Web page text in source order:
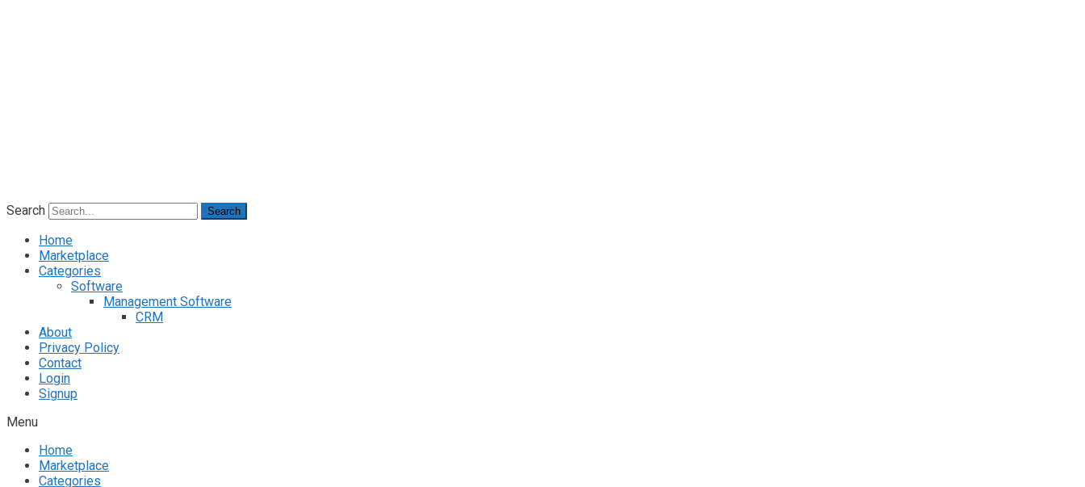
Search Search
Home
Marketplace
Categories
Software
Management Software
CRM
About
Privacy Policy
Contact
Login
Signup
Menu
Home
Marketplace
Categories